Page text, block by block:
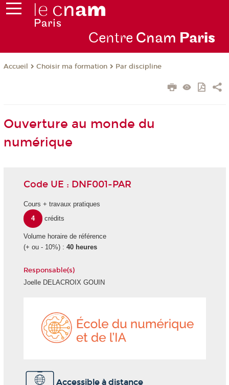
Centre Cnam Paris
Accueil Choisir ma formation Par discipline
Ouverture au monde du
numérique
Code UE : DNF001-PAR
Cours + travaux pratiques
4
crédits
Volume horaire de référence
(+ ou - 10%) : 40 heures
Responsable(s)
Joelle DELACROIX GOUIN
Accessible à distance